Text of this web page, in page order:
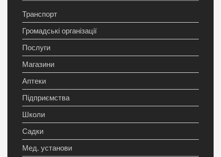
Транспорт
Громадські організації
Послуги
Магазини
Аптеки
Підприємства
Школи
Садки
Мед. установи